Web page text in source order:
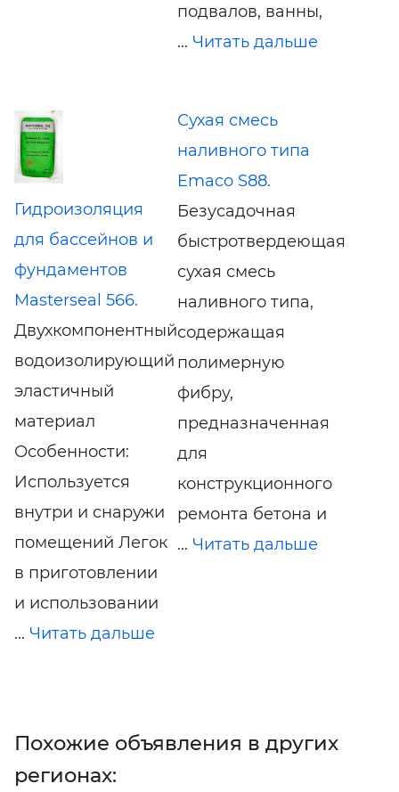
подвалов, ванны,
... Читать дальше
Гидроизоляция
для бассейнов и
фундаментов
Masterseal 566.
Двухкомпонентный
водоизолирующий
эластичный
материал
Особенности:
Используется
внутри и снаружи
помещений Легок
в приготовлении
и использовании
... Читать дальше
Сухая смесь
наливного типа
Emaco S88.
Безусадочная
быстротвердеющая
сухая смесь
наливного типа,
содержащая
полимерную
фибру,
предназначенная
для
конструкционного
ремонта бетона и
... Читать дальше
Похожие объявления в других
регионах: